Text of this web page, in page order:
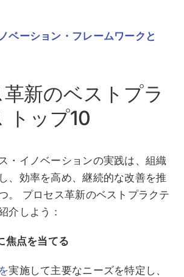
ベーション・フレームワークと
新のベストプラ
トップ10
・イノベーションの実践は、組織
、効率を高め、継続的な改善を推
。 プロセス革新のベストプラクテ
介しよう：
焦点を当てる
実施して主要なニーズを特定し、